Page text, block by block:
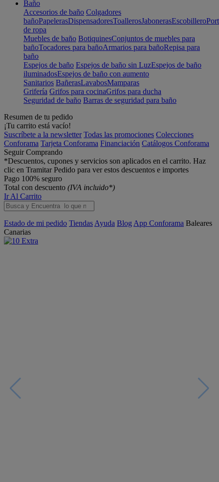
Baño
Accesorios de baño Colgadores
bañoPapelerasDispensadoresToallerosJabonerasEscobillero
de ropa
Muebles de baño BotiquinesConjuntos de muebles para
bañoTocadores para bañoArmarios para bañoRepisa para
baño
Espejos de baño Espejos de baño sin LuzEspejos de baño
iluminadosEspejos de baño con aumento
Sanitarios BañerasLavabosMamparas
Grifería Grifos para cocinaGrifos para ducha
Seguridad de baño Barras de seguridad para baño
Resumen de tu pedido
¡Tu carrito está vacío!
Suscríbete a la newsletter Todas las promociones Colecciones
Conforama Tarjeta Conforama Financiación Catálogos Conforama
Seguir Comprando
*Descuentos, cupones y servicios son aplicados en el carrito. Haz
clic en Tramitar Pedido para ver estos descuentos e importes
Pago 100% seguro
Total con descuento (IVA incluido*)
Ir Al Carrito
Estado de mi pedido Tiendas Ayuda Blog App Conforama Baleares
Canarias